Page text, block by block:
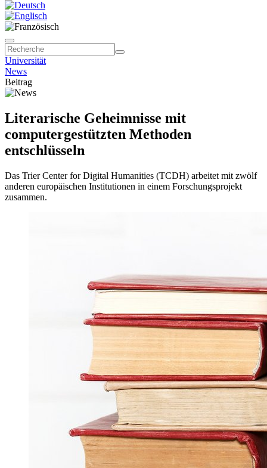
Universität
News
Beitrag
Literarische Geheimnisse mit
computergestützten Methoden
entschlüsseln
Das Trier Center for Digital Humanities (TCDH) arbeitet mit zwölf
anderen europäischen Institutionen in einem Forschungsprojekt
zusammen.